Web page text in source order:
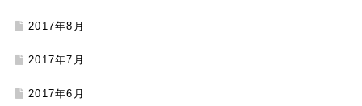
2017年8月
2017年7月
2017年6月